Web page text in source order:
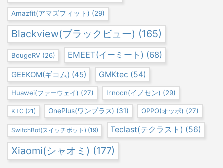
Amazfit(アマズフィット) (29)
Blackview(ブラックビュー) (165)
BougeRV (26) EMEET(イーミート) (68)
GEEKOM(ギコム) (45) GMKtec (54)
Huawei(ファーウェイ) (27) Innocn(イノセン) (29)
KTC (21) OnePlus(ワンプラス) (31) OPPO(オッポ) (27)
SwitchBot(スイッチボット) (19) Teclast(テクラスト) (56)
Xiaomi(シャオミ) (177)